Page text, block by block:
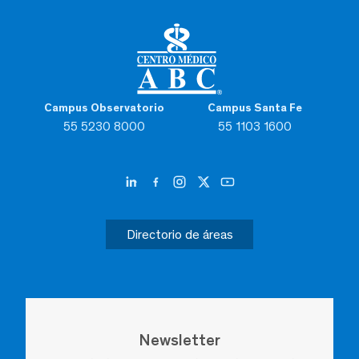
Campus Observatorio
55 5230 8000
Campus Santa Fe
55 1103 1600
Directorio de áreas
Newsletter